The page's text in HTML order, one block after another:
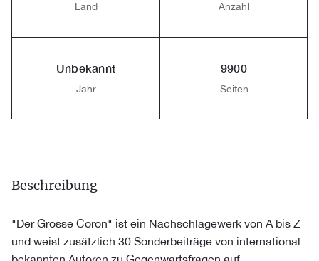
Land Anzahl
Unbekannt
Jahr
9900
Seiten
Beschreibung
"Der Grosse Coron" ist ein Nachschlagewerk von A bis Z
und weist zusätzlich 30 Sonderbeiträge von international